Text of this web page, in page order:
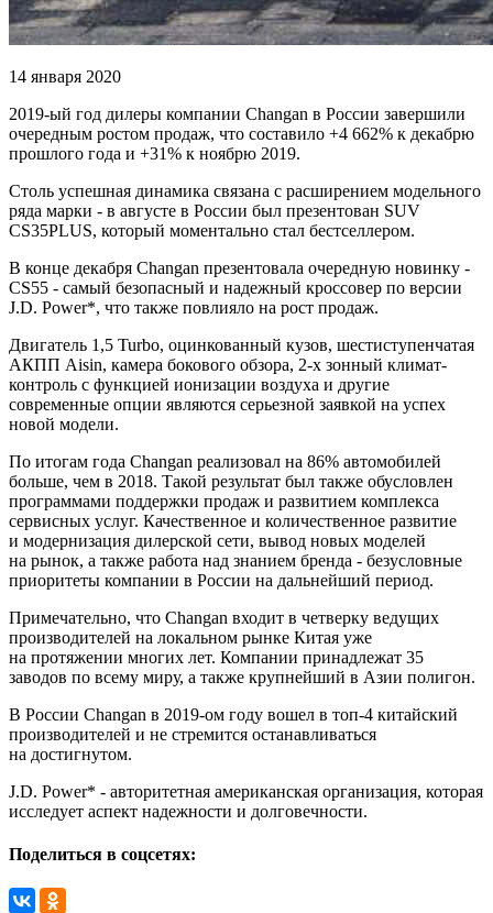
14 января 2020
2019-ый год дилеры компании Changan в России завершили
очередным ростом продаж, что составило +4 662% к декабрю
прошлого года и +31% к ноябрю 2019.
Столь успешная динамика связана с расширением модельного
ряда марки - в августе в России был презентован SUV
CS35PLUS, который моментально стал бестселлером.
В конце декабря Changan презентовала очередную новинку -
CS55 - самый безопасный и надежный кроссовер по версии
J.D. Power*, что также повлияло на рост продаж.
Двигатель 1,5 Turbo, оцинкованный кузов, шестиступенчатая
АКПП Aisin, камера бокового обзора, 2-х зонный климат-
контроль с функцией ионизации воздуха и другие
современные опции являются серьезной заявкой на успех
новой модели.
По итогам года Changan реализовал на 86% автомобилей
больше, чем в 2018. Такой результат был также обусловлен
программами поддержки продаж и развитием комплекса
сервисных услуг. Качественное и количественное развитие
и модернизация дилерской сети, вывод новых моделей
на рынок, а также работа над знанием бренда - безусловные
приоритеты компании в России на дальнейший период.
Примечательно, что Changan входит в четверку ведущих
производителей на локальном рынке Китая уже
на протяжении многих лет. Компании принадлежат 35
заводов по всему миру, а также крупнейший в Азии полигон.
В России Changan в 2019-ом году вошел в топ-4 китайский
производителей и не стремится останавливаться
на достигнутом.
J.D. Power* - авторитетная американская организация, которая
исследует аспект надежности и долговечности.
Поделиться в соцсетях: